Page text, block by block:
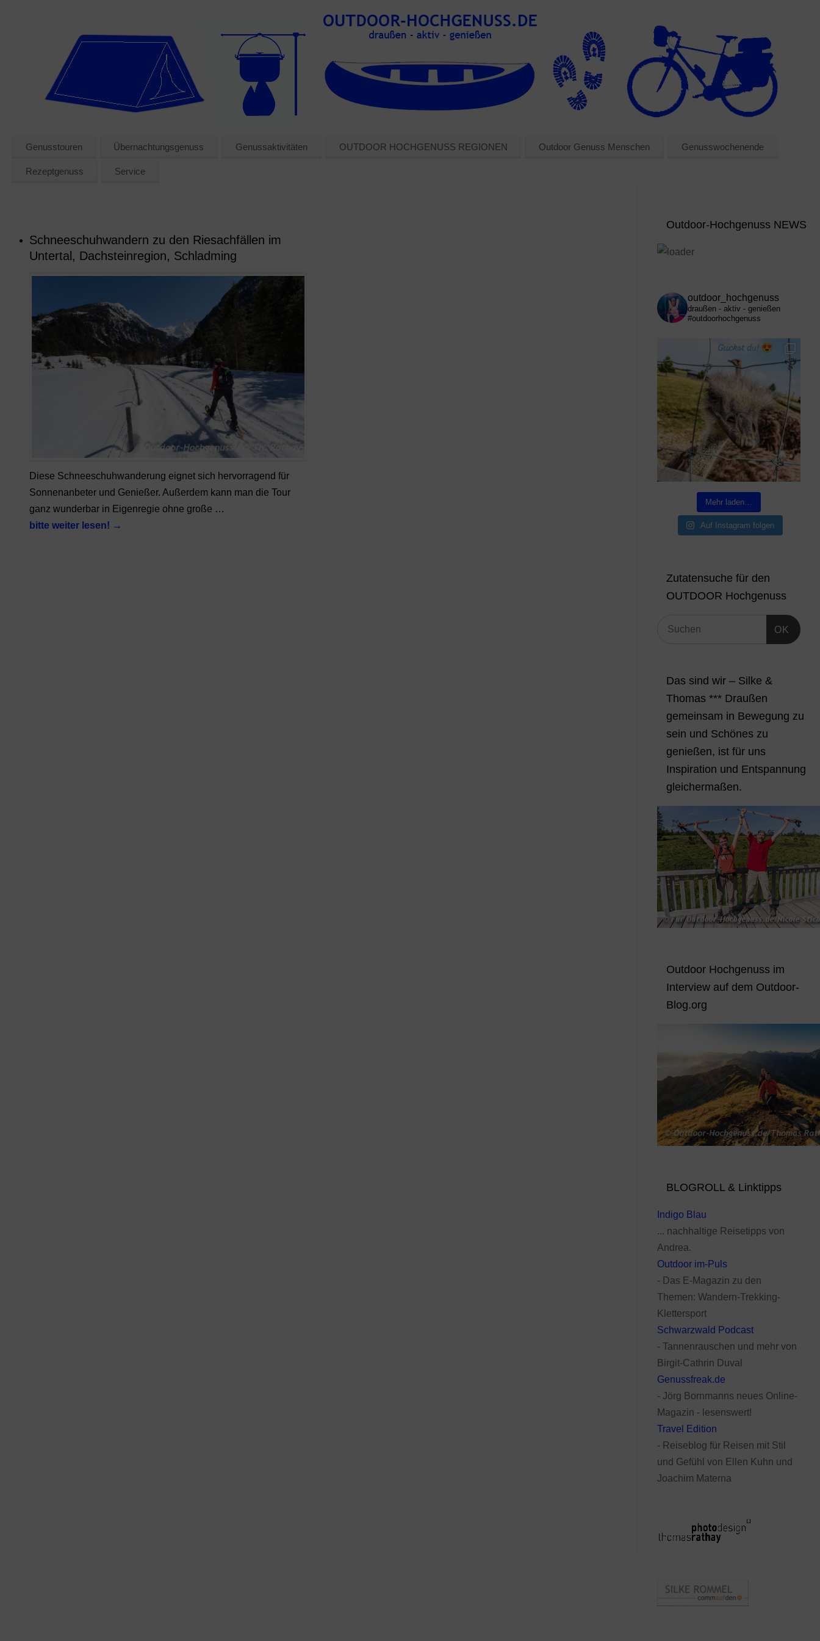
Genusstouren Übernachtungsgenuss Genussaktivitäten OUTDOOR HOCHGENUSS REGIONEN Outdoor Genuss Menschen Genusswochenende
Rezeptgenuss Service
Schneeschuhwandern zu den Riesachfällen im
Untertal, Dachsteinregion, Schladming
Diese Schneeschuhwanderung eignet sich hervorragend für
Sonnenanbeter und Genießer. Außerdem kann man die Tour
ganz wunderbar in Eigenregie ohne große …
bitte weiter lesen! →
Outdoor-Hochgenuss NEWS
outdoor_hochgenuss
draußen - aktiv - genießen
#outdoorhochgenuss
Mehr laden…
Auf Instagram folgen
Zutatensuche für den
OUTDOOR Hochgenuss
OK
Das sind wir – Silke &
Thomas *** Draußen
gemeinsam in Bewegung zu
sein und Schönes zu
genießen, ist für uns
Inspiration und Entspannung
gleichermaßen.
Outdoor Hochgenuss im
Interview auf dem Outdoor-
Blog.org
BLOGROLL & Linktipps
Indigo Blau
... nachhaltige Reisetipps von
Andrea.
Outdoor im-Puls
- Das E-Magazin zu den
Themen: Wandern-Trekking-
Klettersport
Schwarzwald Podcast
- Tannenrauschen und mehr von
Birgit-Cathrin Duval
Genussfreak.de
- Jörg Bornmanns neues Online-
Magazin - lesenswert!
Travel Edition
- Reiseblog für Reisen mit Stil
und Gefühl von Ellen Kuhn und
Joachim Materna